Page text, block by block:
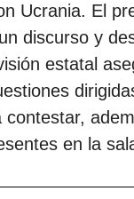
Ucrania. El
discurso y
estatal
contestar,
en la